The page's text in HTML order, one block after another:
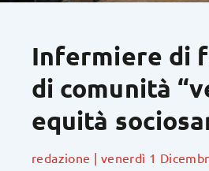
Infermiere di
di comunità
equità
redazione | venerdì 1